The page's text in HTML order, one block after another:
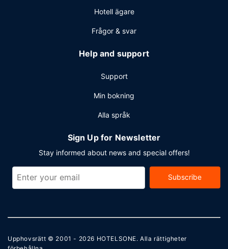
Hotell ägare
Frågor & svar
Help and support
Support
Min bokning
Alla språk
Sign Up for Newsletter
Stay informed about news and special offers!
Subscribe
Upphovsrätt © 2001 - 2026 HOTELSONE. Alla rättigheter